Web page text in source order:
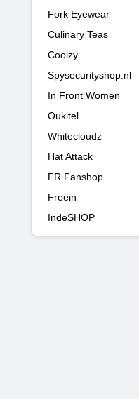
Fork Eyewear
Culinary Teas
Coolzy
Spysecurityshop.nl
In Front Women
Oukitel
Whitecloudz
Hat Attack
FR Fanshop
Freein
IndeSHOP